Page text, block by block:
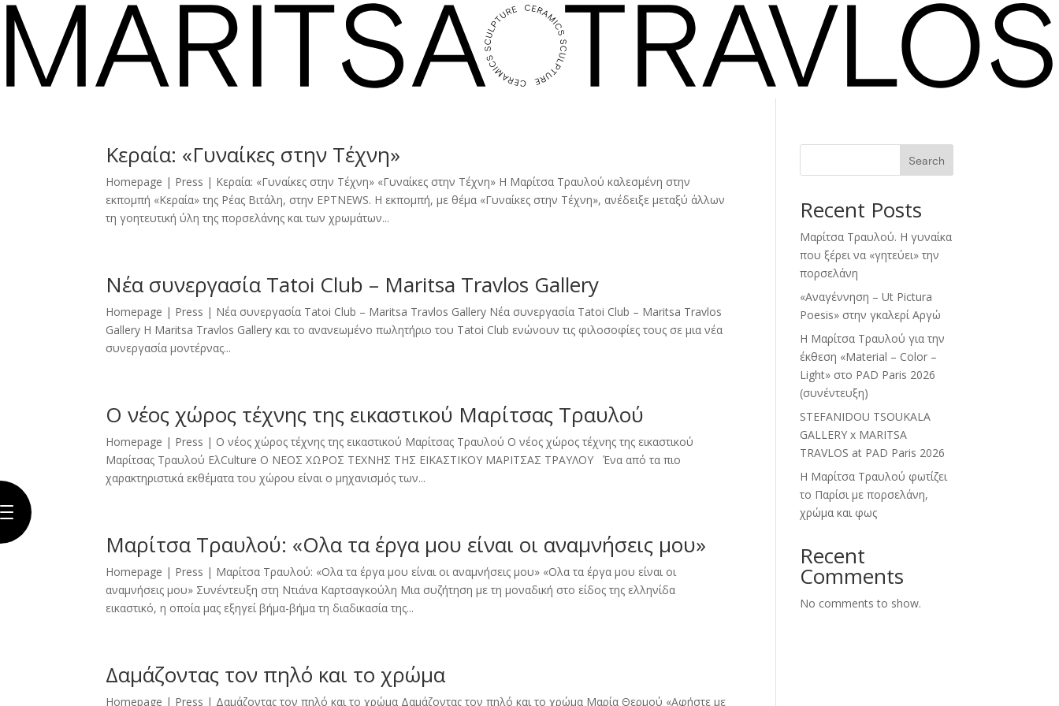
Κεραία: «Γυναίκες στην Τέχνη»
Homepage | Press | Κεραία: «Γυναίκες στην Τέχνη» «Γυναίκες στην Τέχνη» Η Μαρίτσα Τραυλού καλεσμένη στην
εκπομπή «Κεραία» της Ρέας Βιτάλη, στην ΕΡΤNEWS. Η εκπομπή, με θέμα «Γυναίκες στην Τέχνη», ανέδειξε μεταξύ άλλων
τη γοητευτική ύλη της πορσελάνης και των χρωμάτων...
Νέα συνεργασία Tatoi Club – Maritsa Travlos Gallery
Homepage | Press | Νέα συνεργασία Tatoi Club – Maritsa Travlos Gallery Νέα συνεργασία Tatoi Club – Maritsa Travlos
Gallery Η Maritsa Travlos Gallery και το ανανεωμένο πωλητήριο του Tatoi Club ενώνουν τις φιλοσοφίες τους σε μια νέα
συνεργασία μοντέρνας...
Ο νέος χώρος τέχνης της εικαστικού Mαρίτσας Τραυλού
Homepage | Press | Ο νέος χώρος τέχνης της εικαστικού Mαρίτσας Τραυλού Ο νέος χώρος τέχνης της εικαστικού
Mαρίτσας Τραυλού ΕλCulture Ο ΝΕΟΣ ΧΩΡΟΣ ΤΕΧΝΗΣ ΤΗΣ ΕΙΚΑΣΤΙΚΟΥ MΑΡΙΤΣΑΣ ΤΡΑΥΛΟΥ Ένα από τα πιο
χαρακτηριστικά εκθέματα του χώρου είναι ο μηχανισμός των...
Μαρίτσα Τραυλού: «Ολα τα έργα μου είναι οι αναμνήσεις μου»
Homepage | Press | Μαρίτσα Τραυλού: «Ολα τα έργα μου είναι οι αναμνήσεις μου» «Ολα τα έργα μου είναι οι
αναμνήσεις μου» Συνέντευξη στη Ντιάνα Καρτσαγκούλη Μια συζήτηση με τη μοναδική στο είδος της ελληνίδα
εικαστικό, η οποία μας εξηγεί βήμα-βήμα τη διαδικασία της...
Δαμάζοντας τον πηλό και το χρώμα
Homepage | Press | Δαμάζοντας τον πηλό και το χρώμα Δαμάζοντας τον πηλό και το χρώμα Μαρία Θερμού «Αφήστε με
Search
Recent Posts
Μαρίτσα Τραυλού. Η γυναίκα
που ξέρει να «γητεύει» την
πορσελάνη
«Αναγέννηση – Ut Pictura
Poesis» στην γκαλερί Αργώ
Η Μαρίτσα Τραυλού για την
έκθεση «Material – Color –
Light» στο PAD Paris 2026
(συνέντευξη)
STEFANIDOU TSOUKALA
GALLERY x MARITSA
TRAVLOS at PAD Paris 2026
Η Μαρίτσα Τραυλού φωτίζει
το Παρίσι με πορσελάνη,
χρώμα και φως
Recent
Comments
No comments to show.
Homepage
Biography
Artwork
Exhibitions
Press
Contact